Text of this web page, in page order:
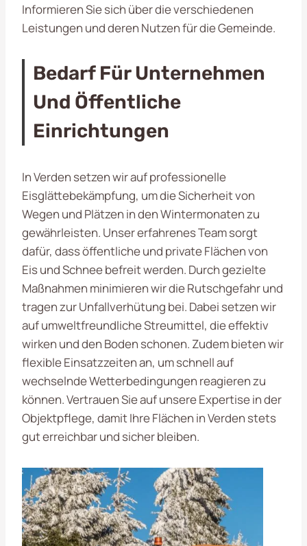
Informieren Sie sich über die verschiedenen
Leistungen und deren Nutzen für die Gemeinde.
Bedarf Für Unternehmen
Und Öffentliche
Einrichtungen
In Verden setzen wir auf professionelle
Eisglättebekämpfung, um die Sicherheit von
Wegen und Plätzen in den Wintermonaten zu
gewährleisten. Unser erfahrenes Team sorgt
dafür, dass öffentliche und private Flächen von
Eis und Schnee befreit werden. Durch gezielte
Maßnahmen minimieren wir die Rutschgefahr und
tragen zur Unfallverhütung bei. Dabei setzen wir
auf umweltfreundliche Streumittel, die effektiv
wirken und den Boden schonen. Zudem bieten wir
flexible Einsatzzeiten an, um schnell auf
wechselnde Wetterbedingungen reagieren zu
können. Vertrauen Sie auf unsere Expertise in der
Objektpflege, damit Ihre Flächen in Verden stets
gut erreichbar und sicher bleiben.